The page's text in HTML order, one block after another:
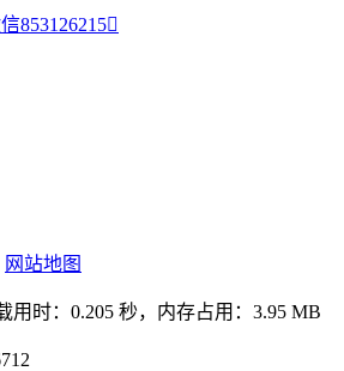
853126215
网站地图
用时：0.205 秒，内存占用：3.95 MB